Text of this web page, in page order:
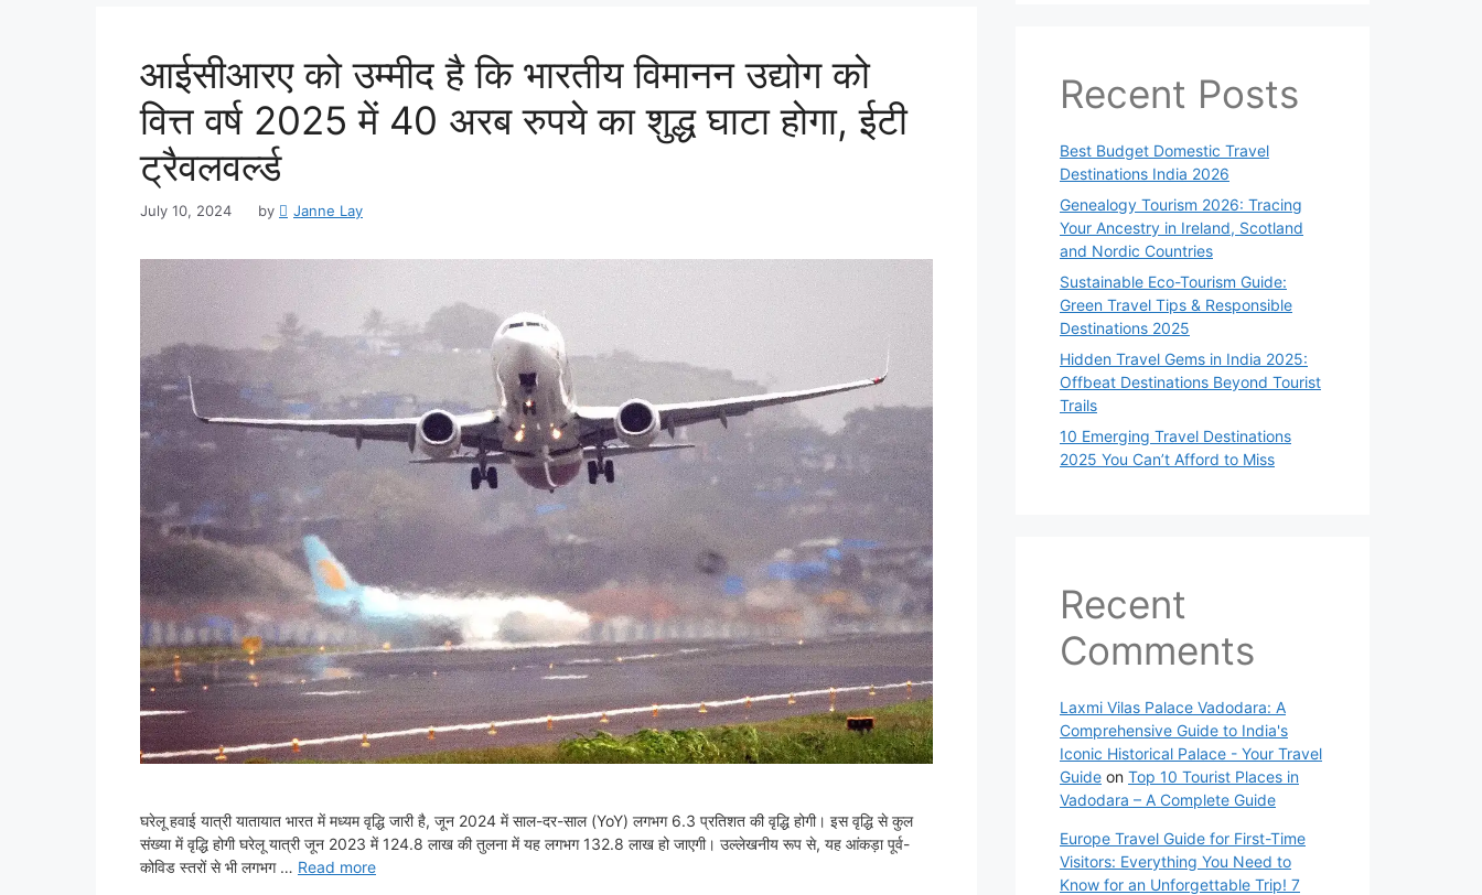
आईसीआरए को उम्मीद है कि भारतीय विमानन उद्योग को
वित्त वर्ष 2025 में 40 अरब रुपये का शुद्ध घाटा होगा, ईटी
ट्रैवलवर्ल्ड
July 10, 2024 by Janne Lay
घरेलू हवाई यात्री यातायात भारत में मध्यम वृद्धि जारी है, जून 2024 में साल-दर-साल (YoY) लगभग 6.3 प्रतिशत की वृद्धि होगी। इस वृद्धि से कुल
संख्या में वृद्धि होगी घरेलू यात्री जून 2023 में 124.8 लाख की तुलना में यह लगभग 132.8 लाख हो जाएगी। उल्लेखनीय रूप से, यह आंकड़ा पूर्व-
कोविड स्तरों से भी लगभग … Read more
Recent Posts
Best Budget Domestic Travel
Destinations India 2026
Genealogy Tourism 2026: Tracing
Your Ancestry in Ireland, Scotland
and Nordic Countries
Sustainable Eco-Tourism Guide:
Green Travel Tips & Responsible
Destinations 2025
Hidden Travel Gems in India 2025:
Offbeat Destinations Beyond Tourist
Trails
10 Emerging Travel Destinations
2025 You Can’t Afford to Miss
Recent
Comments
Laxmi Vilas Palace Vadodara: A
Comprehensive Guide to India's
Iconic Historical Palace - Your Travel
Guide on Top 10 Tourist Places in
Vadodara – A Complete Guide
Europe Travel Guide for First-Time
Visitors: Everything You Need to
Know for an Unforgettable Trip! 7